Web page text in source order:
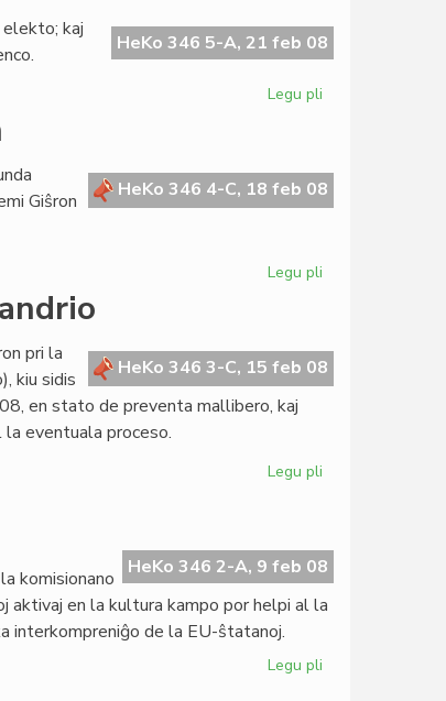
semajnfine
HeKo 346 5-A, 21 feb 08
elekto; kaj
Legu pli
lingvo
HeKo 346 4-C, 18 feb 08
Giŝron
Legu pli
Gishron
HeKo 346 3-C, 15 feb 08
pri la
kiu sidis
en stato de preventa mallibero, kaj
eventuala proceso.
Legu pli
kazo
en
Flandrio
HeKo 346 2-A, 9 feb 08
komisionano
aktivaj en la kultura kampo por helpi al la
interkompreniĝo de la EU-ŝtatanoj.
Legu pli